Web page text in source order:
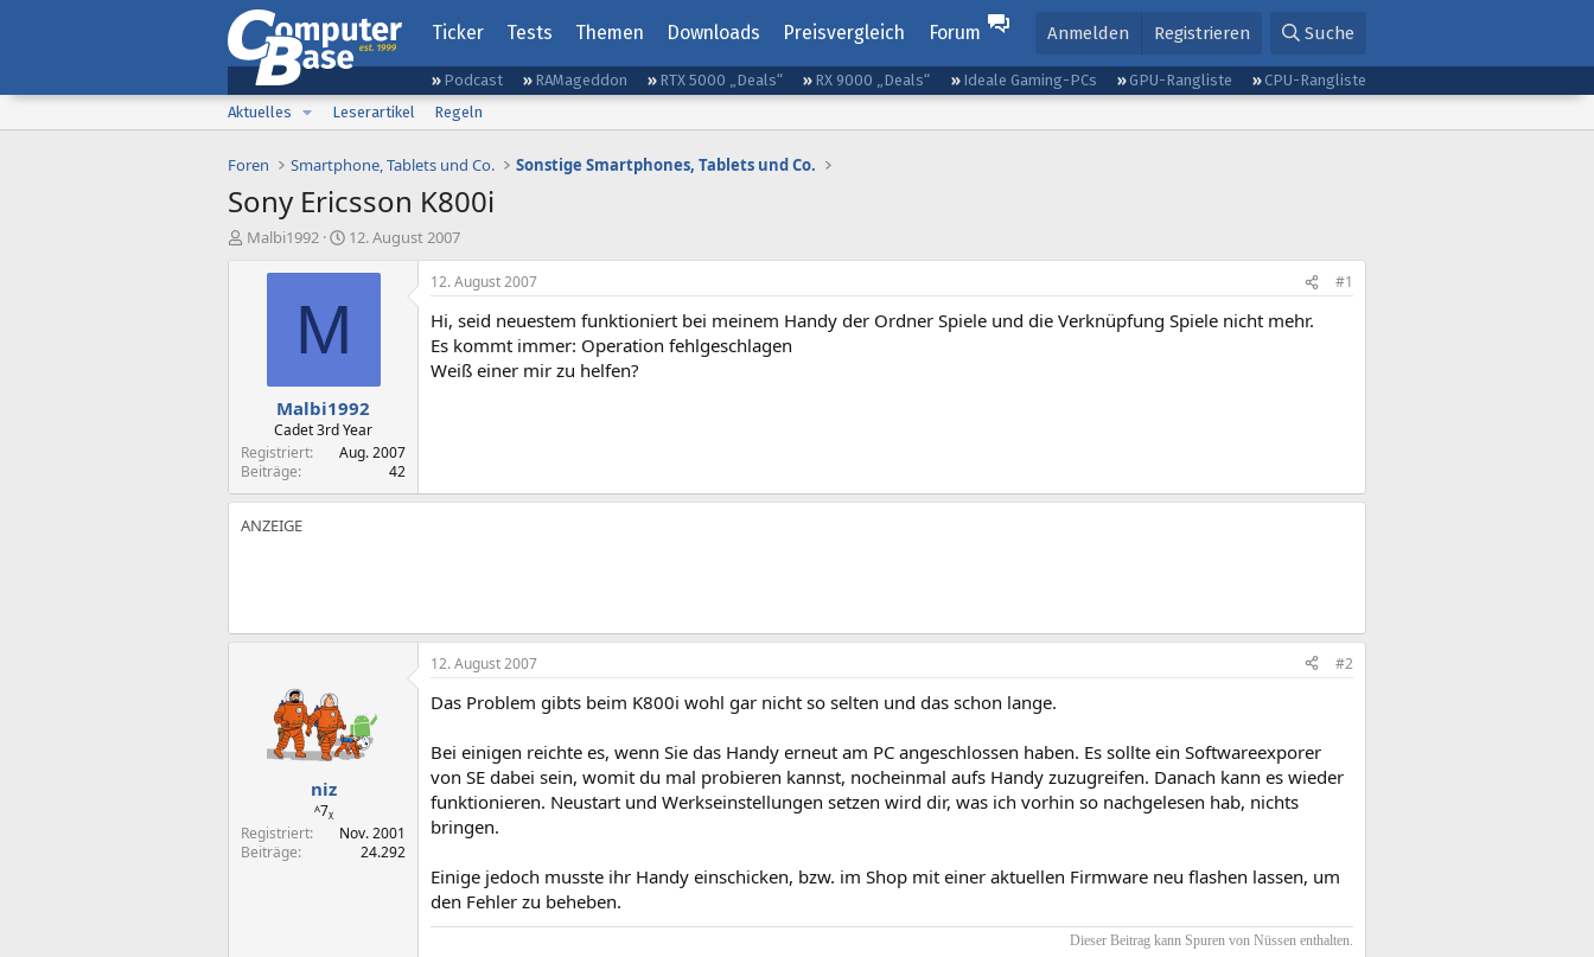
Ticker Tests Themen Downloads Preisvergleich Forum Anmelden Registrieren Suche
Podcast RAMageddon RTX 5000 „Deals“ RX 9000 „Deals“ Ideale Gaming-PCs GPU-Rangliste
CPU-Rangliste
Aktuelles
Leserartikel Regeln
Foren Smartphone, Tablets und Co. Sonstige Smartphones, Tablets und Co.
Sony Ericsson K800i
E
Malbi1992
E
s
t
a
m
12. August 2007
M
Malbi1992
Cadet 3rd Year
Registriert
Aug. 2007
Beiträge
42
12. August 2007 #1
Hi, seid neuestem funktioniert bei meinem Handy der Ordner Spiele und die Verknüpfung Spiele nicht mehr.
Es kommt immer: Operation fehlgeschlagen
Weiß einer mir zu helfen?
niz
ᴬ7ᵪ
Registriert
Nov. 2001
Beiträge
24.292
12. August 2007 #2
Das Problem gibts beim K800i wohl gar nicht so selten und das schon lange.
Bei einigen reichte es, wenn Sie das Handy erneut am PC angeschlossen haben. Es sollte ein Softwareexporer
von SE dabei sein, womit du mal probieren kannst, nocheinmal aufs Handy zuzugreifen. Danach kann es wieder
funktionieren. Neustart und Werkseinstellungen setzen wird dir, was ich vorhin so nachgelesen hab, nichts
bringen.
Einige jedoch musste ihr Handy einschicken, bzw. im Shop mit einer aktuellen Firmware neu flashen lassen, um
den Fehler zu beheben.
Dieser Beitrag kann Spuren von Nüssen enthalten.​